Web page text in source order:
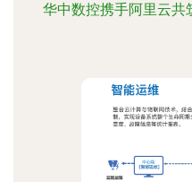
华中数控携手阿里云共